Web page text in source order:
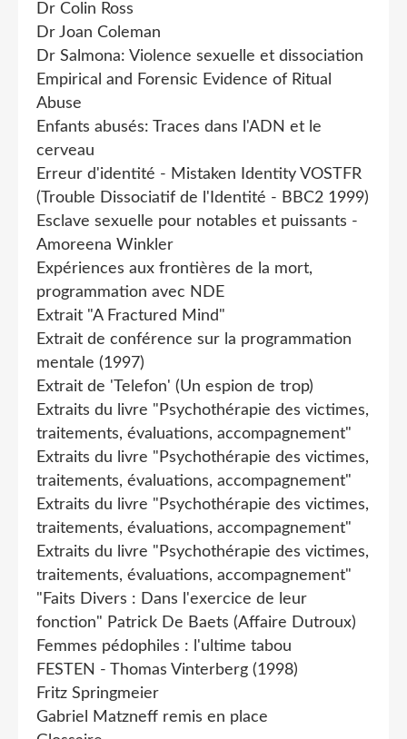
Dr Colin Ross
Dr Joan Coleman
Dr Salmona: Violence sexuelle et dissociation
Empirical and Forensic Evidence of Ritual
Abuse
Enfants abusés: Traces dans l'ADN et le
cerveau
Erreur d'identité - Mistaken Identity VOSTFR
(Trouble Dissociatif de l'Identité - BBC2 1999)
Esclave sexuelle pour notables et puissants -
Amoreena Winkler
Expériences aux frontières de la mort,
programmation avec NDE
Extrait "A Fractured Mind"
Extrait de conférence sur la programmation
mentale (1997)
Extrait de 'Telefon' (Un espion de trop)
Extraits du livre "Psychothérapie des victimes,
traitements, évaluations, accompagnement"
Extraits du livre "Psychothérapie des victimes,
traitements, évaluations, accompagnement"
Extraits du livre "Psychothérapie des victimes,
traitements, évaluations, accompagnement"
Extraits du livre "Psychothérapie des victimes,
traitements, évaluations, accompagnement"
"Faits Divers : Dans l'exercice de leur
fonction" Patrick De Baets (Affaire Dutroux)
Femmes pédophiles : l'ultime tabou
FESTEN - Thomas Vinterberg (1998)
Fritz Springmeier
Gabriel Matzneff remis en place